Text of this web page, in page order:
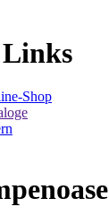
Links
Shop